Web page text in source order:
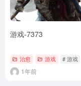
游戏-7373
治愈 游戏 # 游戏
1年前